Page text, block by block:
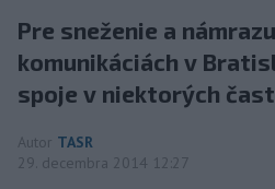
Pre sneženie a
komunikáciách v
spoje v niektorých
Autor TASR
29. decembra 2014 12:27